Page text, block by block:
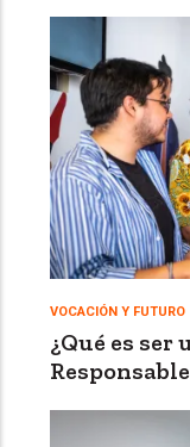
VOCACIÓN Y FUTURO
¿Qué es ser